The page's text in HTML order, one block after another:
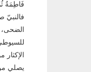
فَاطِمَةُ
فالنبيّ
يصلي